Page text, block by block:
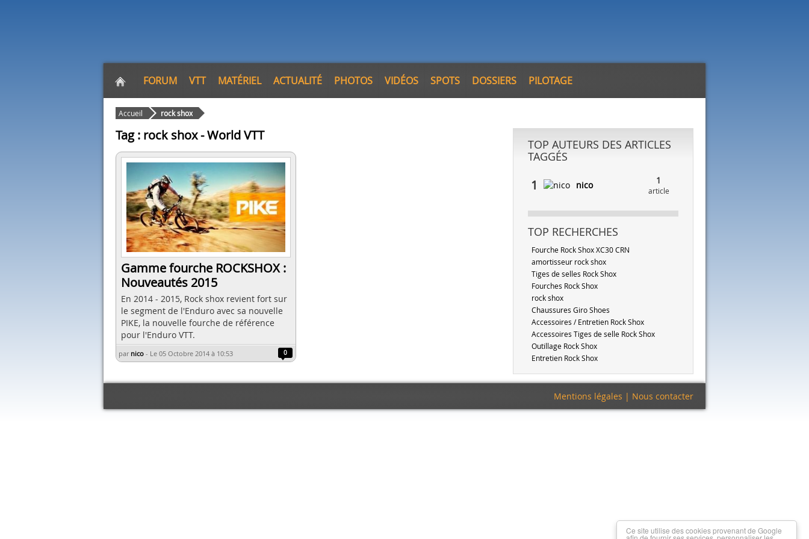
FORUM VTT MATÉRIEL ACTUALITÉ PHOTOS VIDÉOS SPOTS DOSSIERS PILOTAGE
Accueil rock shox
Tag : rock shox - World VTT
Gamme fourche ROCKSHOX :
Nouveautés 2015
En 2014 - 2015, Rock shox revient fort sur
le segment de l'Enduro avec sa nouvelle
PIKE, la nouvelle fourche de référence
pour l'Enduro VTT.
par nico - Le 05 Octobre 2014 à 10:53 0
TOP AUTEURS DES ARTICLES
TAGGÉS
1 nico 1
article
TOP RECHERCHES
Fourche Rock Shox XC30 CRN
amortisseur rock shox
Tiges de selles Rock Shox
Fourches Rock Shox
rock shox
Chaussures Giro Shoes
Accessoires / Entretien Rock Shox
Accessoires Tiges de selle Rock Shox
Outillage Rock Shox
Entretien Rock Shox
Mentions légales | Nous contacter
Ce site utilise des cookies provenant de Google